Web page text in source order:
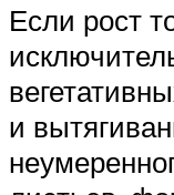
Если рост
и